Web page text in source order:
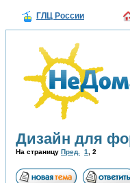
ГЛЦ России
Дизайн для
На страницу Пред. 1 2